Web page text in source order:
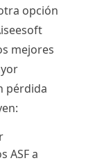
opción
mejores
pérdida
ASF a